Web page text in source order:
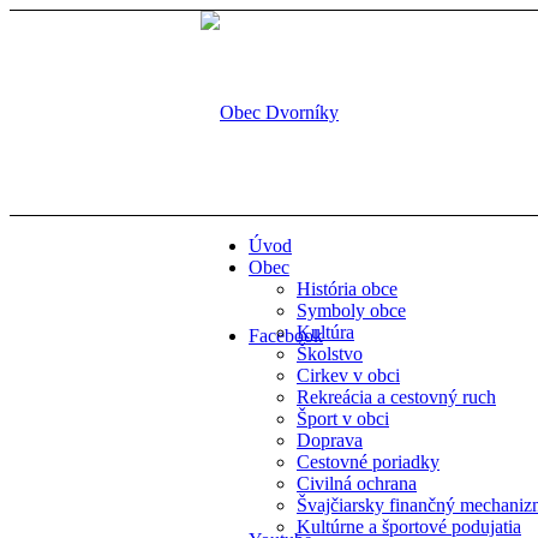
Facebook
Úvod
Obec
História obce
Symboly obce
Kultúra
Školstvo
Cirkev v obci
Rekreácia a cestovný ruch
Šport v obci
Doprava
Cestovné poriadky
Civilná ochrana
Švajčiarsky finančný
Kultúrne a športové podujatia